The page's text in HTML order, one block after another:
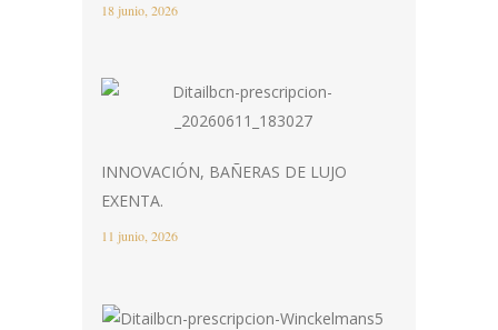
18 junio, 2026
INNOVACIÓN, BAÑERAS DE LUJO
EXENTA.
11 junio, 2026